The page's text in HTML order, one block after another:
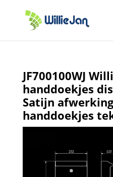
JF700100WJ
handdoekjes
Satijn
handdoekjes